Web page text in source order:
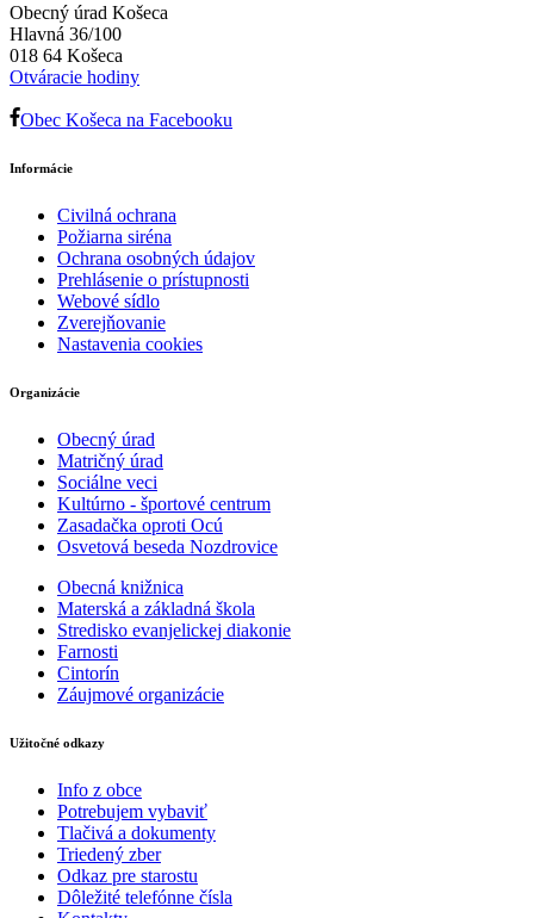
Obecný úrad Košeca
Hlavná 36/100
018 64 Košeca
Otváracie hodiny
Obec Košeca na Facebooku
Informácie
Civilná ochrana
Požiarna siréna
Ochrana osobných údajov
Prehlásenie o prístupnosti
Webové sídlo
Zverejňovanie
Nastavenia cookies
Organizácie
Obecný úrad
Matričný úrad
Sociálne veci
Kultúrno - športové centrum
Zasadačka oproti Ocú
Osvetová beseda Nozdrovice
Obecná knižnica
Materská a základná škola
Stredisko evanjelickej diakonie
Farnosti
Cintorín
Záujmové organizácie
Užitočné odkazy
Info z obce
Potrebujem vybaviť
Tlačivá a dokumenty
Triedený zber
Odkaz pre starostu
Dôležité telefónne čísla